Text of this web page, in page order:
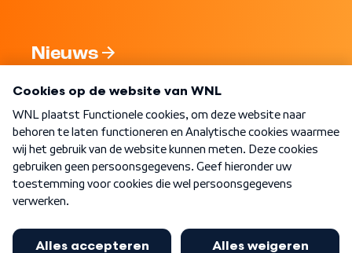
Nieuws
Nieuwsbrief
Word Lid